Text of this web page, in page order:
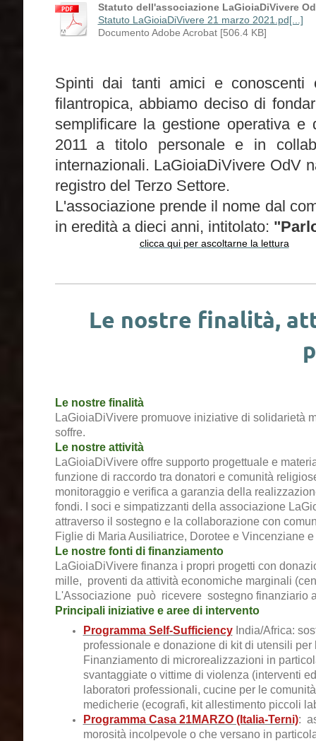
Statuto dell'associazione LaGioiaDiVivere
Statuto LaGioiaDiVivere 21 marzo 2021.pd[...]
Documento Adobe Acrobat [506.4 KB]
Spinti dai tanti amici e
filantropica, abbiamo deciso di
semplificare la gestione operativa
2011 a titolo personale e in
internazionali. LaGioiaDiVivere OdV
registro del Terzo Settore.
L'associazione prende il nome dal
in eredità a dieci anni , intitolato:
clicca qui per ascoltarne la lettura
Le nostre finalità,
Le nostre finalità
LaGioiaDiVivere promuove iniziative di solidarietà
soffre.
Le nostre attività
LaGioiaDiVivere offre supporto progettuale e
funzione di raccordo tra donatori e comunità
monitoraggio e verifica a garanzia della
fondi .
I soci e simpatizzanti della associazione
attraverso il sostegno e la collaborazione con
Figlie di Maria Ausiliatrice, Dorotee e Vincenziane
Le nostre fonti di finanziamento
LaGioiaDiVivere finanza i propri progetti con
mille, proventi da attività economiche marginali
L'Associazione può ricevere sostegno finanziario
Principali iniziative e aree di intervento
Programma Self-SufficiencyIndia/Africa: s
professionale e donazione di kit di utensili
Finanziamento di microrealizzazioni in
svantaggiate o vittime di violenza (interventi
laboratori professionali, cucine per le
medicherie (ecografi, kit allestimento piccoli
Programma Casa 21MARZO (Italia-Terni):
morosità incolpevole o che versano in